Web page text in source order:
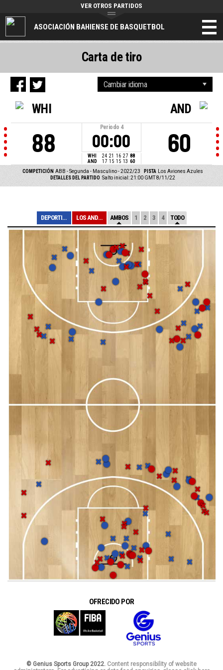
ASOCIACIÓN BAHIENSE DE BASQUETBOL
VER OTROS PARTIDOS
WHI
88
Periodo 4
00:00
WHI 24 21 16 27 88
AND
17 15 15 13 60
AND
60
COMPETICIÓN ABB - Segunda - Masculino - 2022/23 PISTA
Los Aviones Azules
DETALLES DEL PARTIDO Salto inicial: 21:00 GMT 8/11/22
Carta de tiro
DEPORTIVO WHITE... LOS ANDES AMBOS 1 2 3 4 TODO
OFRECIDO POR
© Genius Sports Group 2022. Content responsibility of website